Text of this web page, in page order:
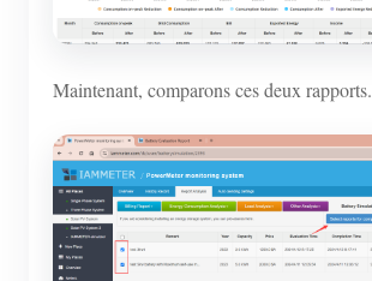
Maintenant, comparons ces deux rapports.